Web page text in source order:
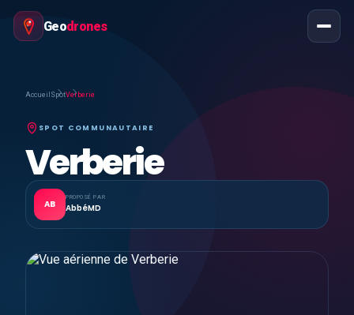
Geodrones
Accueil SpotVerberie
SPOT COMMUNAUTAIRE
Verberie
AB
PROPOSÉ PAR
AbbéMD